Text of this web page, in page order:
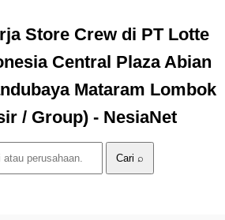
Store Crew di PT Lotte
Central Plaza Abian
Mataram Lombok
/ Group) - NesiaNet
Cari ⌕